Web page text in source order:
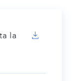
la